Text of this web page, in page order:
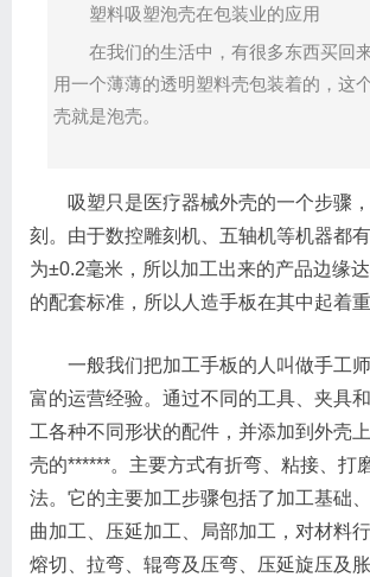
塑料吸塑泡壳在包装业的应用
在我们的生活中，有很多东西买回
用一个薄薄的透明塑料壳包装着的，这
壳就是泡壳。
吸塑只是医疗器械外壳的一个步骤，
刻。由于数控雕刻机、五轴机等机器都
为±0.2毫米，所以加工出来的产品边缘
的配套标准，所以人造手板在其中起着重
一般我们把加工手板的人叫做手工师
富的运营经验。通过不同的工具、夹具
工各种不同形状的配件，并添加到外壳
壳的******。主要方式有折弯、粘接、打
法。它的主要加工步骤包括了加工基础
曲加工、压延加工、局部加工，对材料
熔切、拉弯、辊弯及压弯、压延旋压及